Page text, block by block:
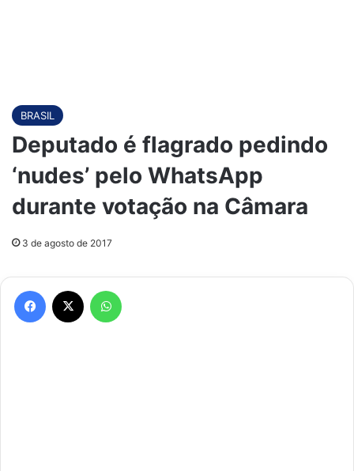
BRASIL
Deputado é flagrado pedindo
‘nudes’ pelo WhatsApp
durante votação na Câmara
3 de agosto de 2017